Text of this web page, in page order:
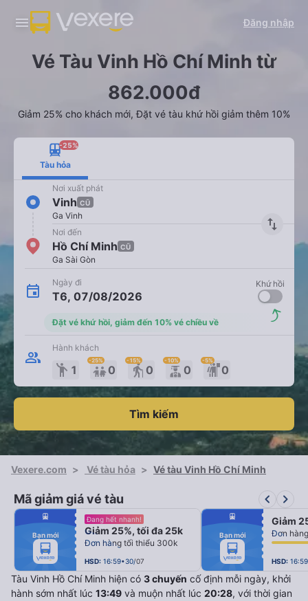
Đăng nhập
Vé Tàu Vinh Hồ Chí Minh từ
862.000đ
Giảm 25% cho khách mới, Đặt vé tàu khứ hồi giảm thêm 10%
Tàu hỏa
-25%
Nơi xuất phát
Vinh CŨ
Ga Vinh
import_export
Nơi đến
Hồ Chí Minh CŨ
Ga Sài Gòn
Ngày đi
T6, 07/08/2026
Khứ hồi
Đặt vé khứ hồi, giảm đến 10% vé chiều về
Hành khách
emoji_people 1 0
-25%
elderly 0
-15%
0
-10%
0
-5%
Tìm kiếm
Vexere.com > Vé tàu hỏa > Vé tàu Vinh Hồ Chí Minh
Mã giảm giá vé tàu keyboard_arrow_left keyboard_arrow_right
fiber_manual_record
fiber_manual_record
fiber_manual_record
fiber_manual_record
fiber_manual_record
fiber_manual_record
fiber_manual_record
Bạn mới
Đang hết nhanh!
Giảm 25%, tối đa 25k
Đơn hàng tối thiểu 300k
HSD: 16:59•30/07
fiber_manual_record
fiber_manual_record
fiber_manual_record
fiber_manual_record
fiber_manual_record
fiber_manual_record
fiber_manual_record
Bạn mới
Giảm
HSD:
Tàu Vinh Hồ Chí Minh hiện có 3 chuyến cố định mỗi ngày, khởi
hành sớm nhất lúc 13:49 và muộn nhất lúc 20:28, với thời gian